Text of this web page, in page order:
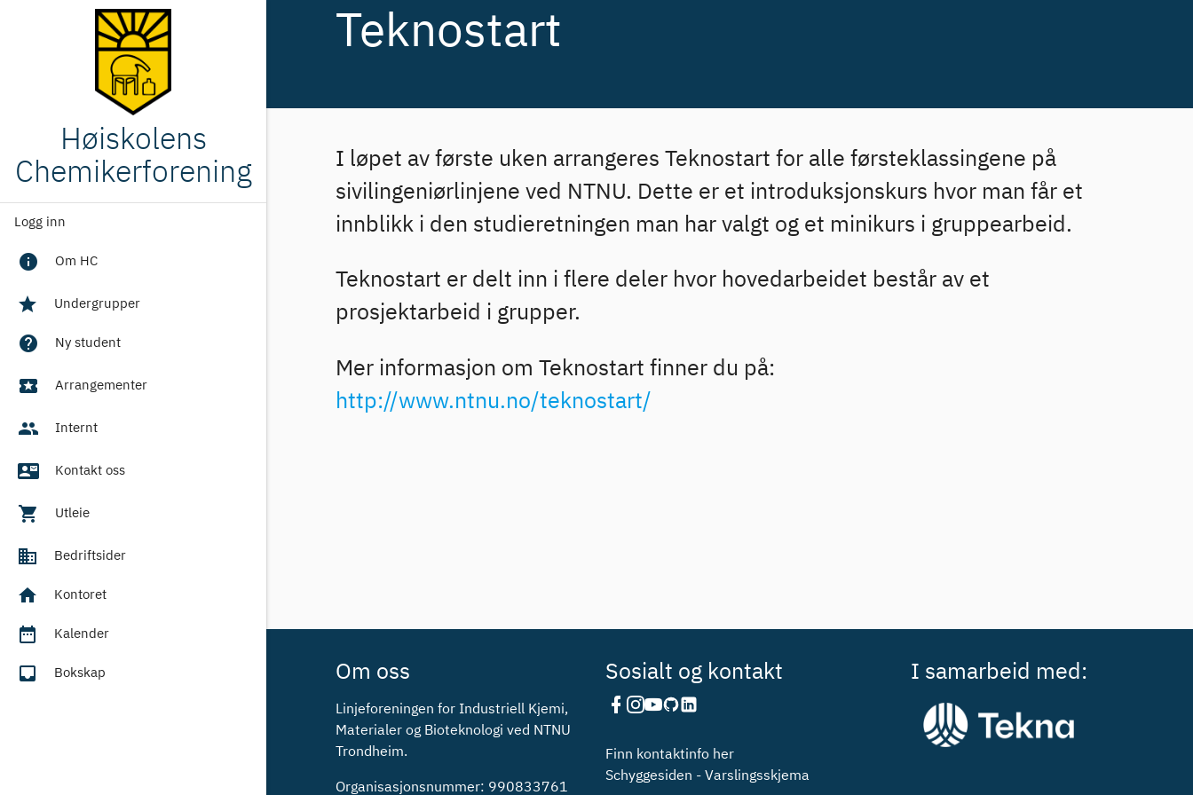
Teknostart
Høiskolens
Chemikerforening
Logg inn
info Om HC
star Undergrupper
help Ny student
local_activity Arrangementer
people Internt
contact_mail Kontakt oss
shopping_cart Utleie
business Bedriftsider
home Kontoret
date_range Kalender
inbox Bokskap
I løpet av første uken arrangeres Teknostart for alle førsteklassingene på
sivilingeniørlinjene ved NTNU. Dette er et introduksjonskurs hvor man får et
innblikk i den studieretningen man har valgt og et minikurs i gruppearbeid.
Teknostart er delt inn i flere deler hvor hovedarbeidet består av et
prosjektarbeid i grupper.
Mer informasjon om Teknostart finner du på:
http://www.ntnu.no/teknostart/
Om oss
Linjeforeningen for Industriell Kjemi,
Materialer og Bioteknologi ved NTNU
Trondheim.
Organisasjonsnummer: 990833761
Sosialt og kontakt
Finn kontaktinfo her
Schyggesiden - Varslingsskjema
I samarbeid med: